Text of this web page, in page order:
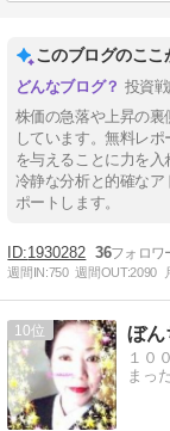
このブログのここ
投資
株価の急落や上昇の
しています。無料レ
を与えることに力を入
冷静な分析と的確な
ポートします。
1930282 36
週間IN:750 週間OUT:2090
10 ぼん
１０
まっ